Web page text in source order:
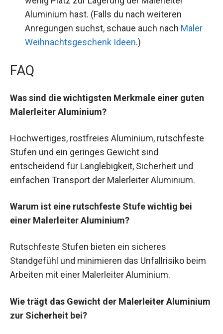
Aluminium hast. (Falls du nach weiteren
Anregungen suchst, schaue auch nach Maler
Weihnachtsgeschenk Ideen.)
FAQ
Was sind die wichtigsten Merkmale einer guten
Malerleiter Aluminium?
Hochwertiges, rostfreies Aluminium, rutschfeste
Stufen und ein geringes Gewicht sind
entscheidend für Langlebigkeit, Sicherheit und
einfachen Transport der Malerleiter Aluminium.
Warum ist eine rutschfeste Stufe wichtig bei
einer Malerleiter Aluminium?
Rutschfeste Stufen bieten ein sicheres
Standgefühl und minimieren das Unfallrisiko beim
Arbeiten mit einer Malerleiter Aluminium.
Wie trägt das Gewicht der Malerleiter Aluminium
zur Sicherheit bei?